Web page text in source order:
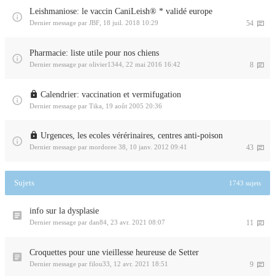
Leishmaniose: le vaccin CaniLeish® * validé europe
54
Dernier message par JBF 18 juil. 2018 10:29
Pharmacie: liste utile pour nos chiens
8
Dernier message par olivier1344 22 mai 2016 16:42
Calendrier: vaccination et vermifugation
Dernier message par Tika 19 août 2005 20:36
Urgences, les ecoles vérérinaires, centres anti-poison
43
Dernier message par mordoree 38 10 janv. 2012 09:41
Sujets 1743 sujets
info sur la dysplasie
11
Dernier message par dan84 23 avr. 2021 08:07
Croquettes pour une vieillesse heureuse de Setter
9
Dernier message par filou33 12 avr. 2021 18:51